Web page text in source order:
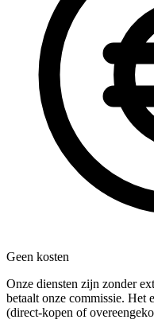
Geen kosten
Onze diensten zijn zonder
betaalt onze commissie. Het
(direct-kopen of